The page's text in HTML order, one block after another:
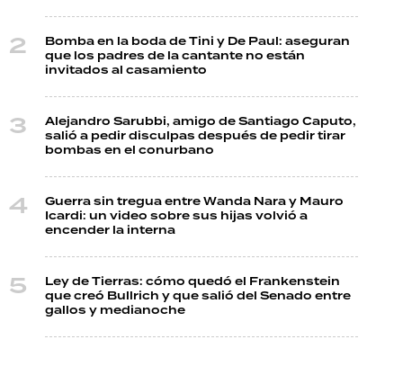
Bomba en la boda de Tini y De Paul: aseguran
que los padres de la cantante no están
invitados al casamiento
Alejandro Sarubbi, amigo de Santiago Caputo,
salió a pedir disculpas después de pedir tirar
bombas en el conurbano
Guerra sin tregua entre Wanda Nara y Mauro
Icardi: un video sobre sus hijas volvió a
encender la interna
Ley de Tierras: cómo quedó el Frankenstein
que creó Bullrich y que salió del Senado entre
gallos y medianoche